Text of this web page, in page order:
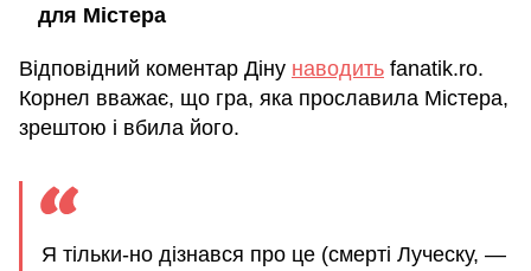
для Містера
Відповідний коментар Діну наводить fanatik.ro.
Корнел вважає, що гра, яка прославила Містера,
зрештою і вбила його.
Я тільки-но дізнався про це (смерті Луческу, —